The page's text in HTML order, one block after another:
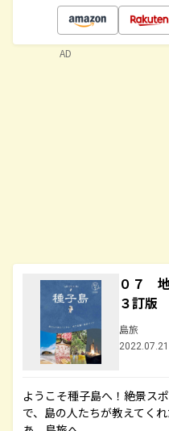
０７
３訂版
島旅
ようこそ種子島へ！絶景ス
で、島の人たちが教えてく
AD